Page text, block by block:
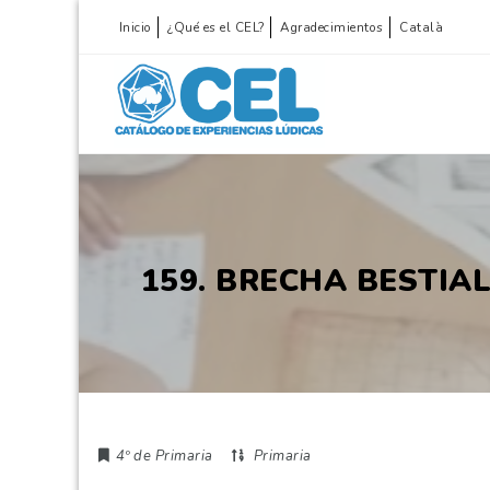
Inicio ¿Qué es el CEL? Agradecimientos Català
159. BRECHA
4º de Primaria Primaria